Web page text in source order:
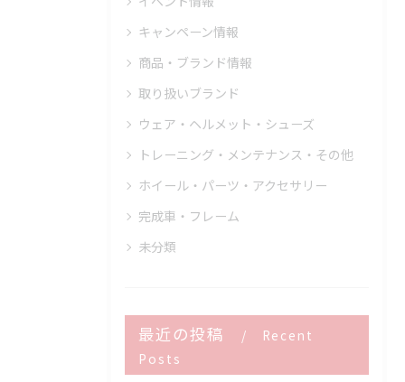
キャンペーン情報
商品・ブランド情報
取り扱いブランド
ウェア・ヘルメット・シューズ
トレーニング・メンテナンス・その他
ホイール・パーツ・アクセサリー
完成車・フレーム
未分類
最近の投稿
Recent
Posts